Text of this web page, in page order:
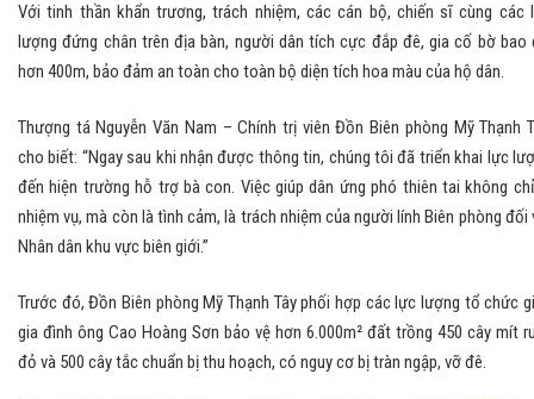
Với tinh thần khẩn trương, trách nhiệm, các cán bộ, chiến sĩ cùng các
lượng đứng chân trên địa bàn, người dân tích cực đắp đê, gia cố bờ bao
hơn 400m, bảo đảm an toàn cho toàn bộ diện tích hoa màu của hộ dân.
Thượng tá Nguyễn Văn Nam – Chính trị viên Đồn Biên phòng Mỹ Thạnh
cho biết: “Ngay sau khi nhận được thông tin, chúng tôi đã triển khai lực
đến hiện trường hỗ trợ bà con. Việc giúp dân ứng phó thiên tai không
nhiệm vụ, mà còn là tình cảm, là trách nhiệm của người lính Biên phòng đối
Nhân dân khu vực biên giới.”
Trước đó, Đồn Biên phòng Mỹ Thạnh Tây phối hợp các lực lượng tổ chức
gia đình ông Cao Hoàng Sơn bảo vệ hơn 6.000m² đất trồng 450 cây mít
đỏ và 500 cây tắc chuẩn bị thu hoạch, có nguy cơ bị tràn ngập, vỡ đê.